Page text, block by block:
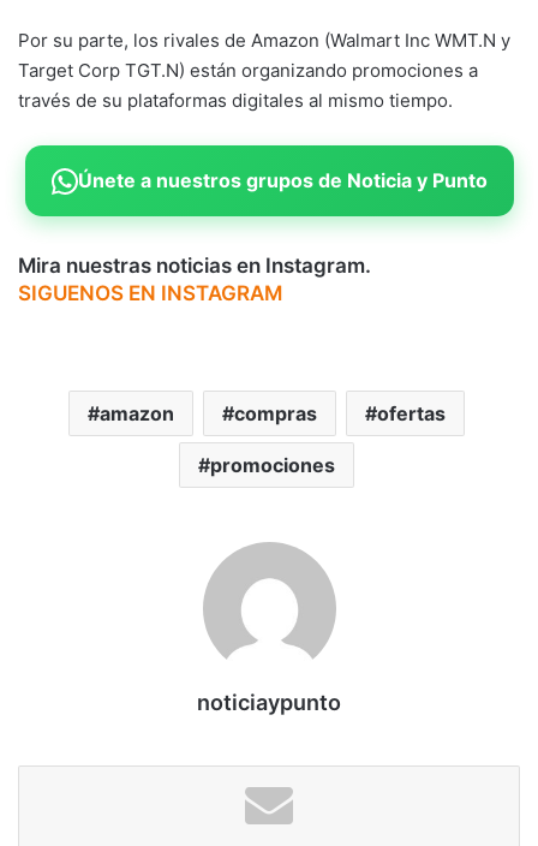
Por su parte, los rivales de Amazon (Walmart Inc WMT.N y
Target Corp TGT.N) están organizando promociones a
través de su plataformas digitales al mismo tiempo.
Únete a nuestros grupos de Noticia y Punto
Mira nuestras noticias en Instagram.
SIGUENOS EN INSTAGRAM
amazon compras ofertas
promociones
noticiaypunto